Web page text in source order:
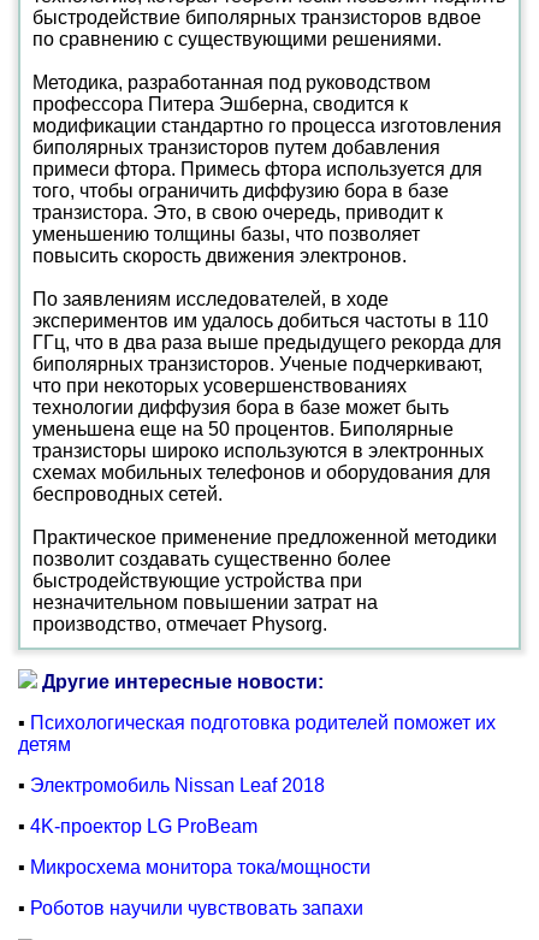
быстродействие биполярных транзисторов вдвое
по сравнению с существующими решениями.
Методика, разработанная под руководством
профессора Питера Эшберна, сводится к
модификации стандартно го процесса изготовления
биполярных транзисторов путем добавления
примеси фтора. Примесь фтора используется для
того, чтобы ограничить диффузию бора в базе
транзистора. Это, в свою очередь, приводит к
уменьшению толщины базы, что позволяет
повысить скорость движения электронов.
По заявлениям исследователей, в ходе
экспериментов им удалось добиться частоты в 110
ГГц, что в два раза выше предыдущего рекорда для
биполярных транзисторов. Ученые подчеркивают,
что при некоторых усовершенствованиях
технологии диффузия бора в базе может быть
уменьшена еще на 50 процентов. Биполярные
транзисторы широко используются в электронных
схемах мобильных телефонов и оборудования для
беспроводных сетей.
Практическое применение предложенной методики
позволит создавать существенно более
быстродействующие устройства при
незначительном повышении затрат на
производство, отмечает Physorg.
Другие интересные новости:
▪ Психологическая подготовка родителей поможет их
детям
▪ Электромобиль Nissan Leaf 2018
▪ 4K-проектор LG ProBeam
▪ Микросхема монитора тока/мощности
▪ Роботов научили чувствовать запахи